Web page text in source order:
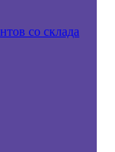
со склада